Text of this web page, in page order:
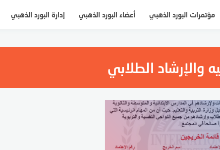
مؤتمرات البورد الذهبي أعضاء البورد الذهبي إدارة البورد الذهبي
والإرشاد الطلابي